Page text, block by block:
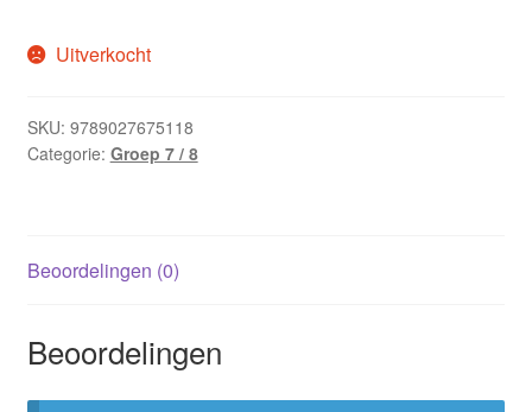
Uitverkocht
SKU: 9789027675118
Categorie: Groep 7 / 8
Beoordelingen (0)
Beoordelingen